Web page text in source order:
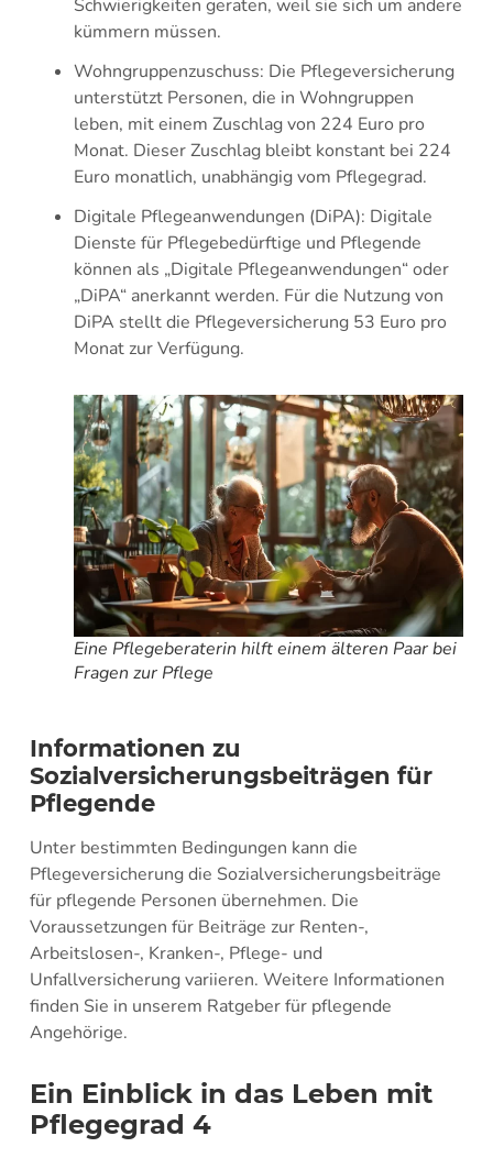
Schwierigkeiten geraten, weil sie sich um andere
kümmern müssen.
Wohngruppenzuschuss: Die Pflegeversicherung
unterstützt Personen, die in Wohngruppen
leben, mit einem Zuschlag von 224 Euro pro
Monat. Dieser Zuschlag bleibt konstant bei 224
Euro monatlich, unabhängig vom Pflegegrad.
Digitale Pflegeanwendungen (DiPA): Digitale
Dienste für Pflegebedürftige und Pflegende
können als „Digitale Pflegeanwendungen“ oder
„DiPA“ anerkannt werden. Für die Nutzung von
DiPA stellt die Pflegeversicherung 53 Euro pro
Monat zur Verfügung.
Eine Pflegeberaterin hilft einem älteren Paar bei
Fragen zur Pflege
Informationen zu
Sozialversicherungsbeiträgen für
Pflegende
Unter bestimmten Bedingungen kann die
Pflegeversicherung die Sozialversicherungsbeiträge
für pflegende Personen übernehmen. Die
Voraussetzungen für Beiträge zur Renten-,
Arbeitslosen-, Kranken-, Pflege- und
Unfallversicherung variieren. Weitere Informationen
finden Sie in unserem Ratgeber für pflegende
Angehörige.
Ein Einblick in das Leben mit
Pflegegrad 4